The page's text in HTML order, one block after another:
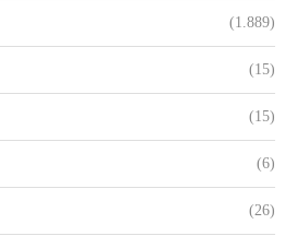
(1.889)
(15)
(15)
(6)
(26)